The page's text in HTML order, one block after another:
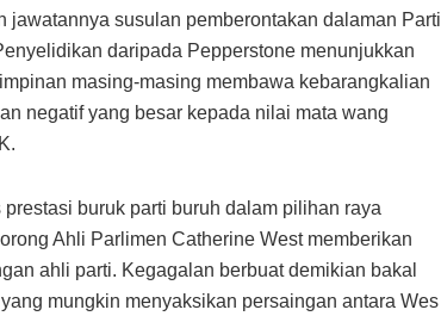
jawatannya susulan pemberontakan dalaman Parti
daripada Pepperstone menunjukkan
masing-masing membawa kebarangkalian
negatif yang besar kepada nilai mata wang
buruk parti buruh dalam pilihan raya
Ahli Parlimen Catherine West memberikan
ahli parti. Kegagalan berbuat demikian bakal
mungkin menyaksikan persaingan antara Wes